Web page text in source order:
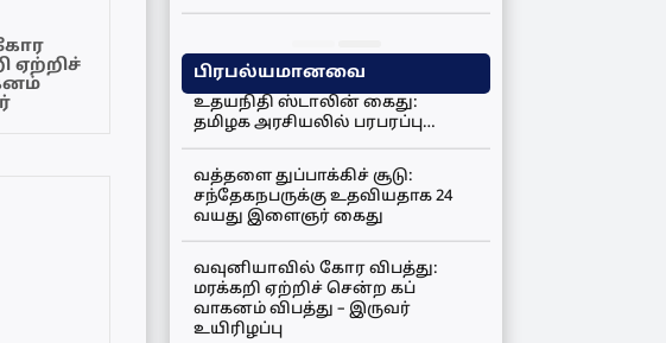
ஏற்றிச்
பிரபல்யமானவை
உதயநிதி ஸ்டாலின் கைது:
தமிழக அரசியலில் பரபரப்பு…
வத்தளை துப்பாக்கிச் சூடு:
சந்தேகநபருக்கு உதவியதாக 24
வயது இளைஞர் கைது
வவுனியாவில் கோர விபத்து:
மரக்கறி ஏற்றிச் சென்ற கப்
வாகனம் விபத்து – இருவர்
உயிரிழப்பு